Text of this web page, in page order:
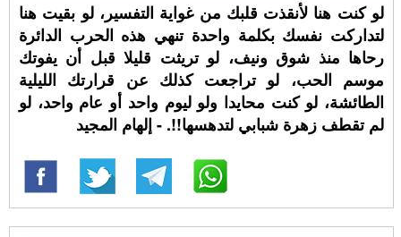
لو كنت هنا لأنقذت قلبك من غواية التفسير، لو بقيت هنا
لتداركت نفسك بكلمة واحدة تنهي هذه الحرب الدائرة
رحاها منذ شوق ونيف، لو تريثت قليلا قبل أن يفوتك
موسم الحب، لو تراجعت كذلك عن قرارتك الليلية
الطائشة، لو كنت محايدا ولو ليوم واحد أو عام واحد، لو
لم تقطف زهرة شبابي لتدهسها!!. - إلهام المجيد